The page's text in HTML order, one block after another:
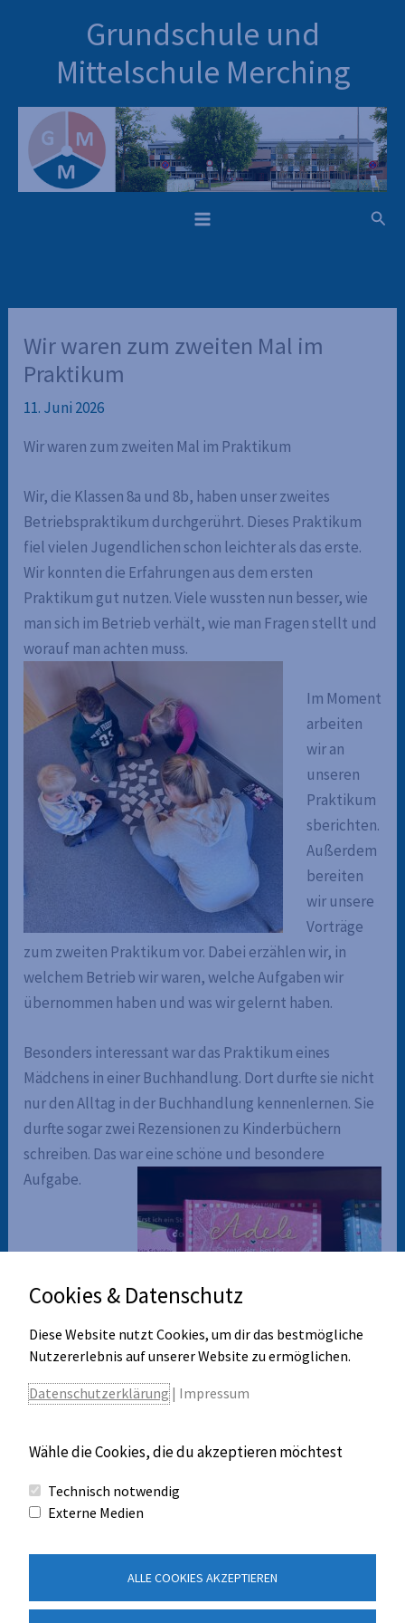
Grundschule und
Mittelschule Merching
Wir waren zum zweiten Mal im
Praktikum
11. Juni 2026
Wir waren zum zweiten Mal im Praktikum
Wir, die Klassen 8a und 8b, haben unser zweites
Betriebspraktikum durchgerührt. Dieses Praktikum
fiel vielen Jugendlichen schon leichter als das erste.
Wir konnten die Erfahrungen aus dem ersten
Praktikum gut nutzen. Viele wussten nun besser, wie
man sich im Betrieb verhält, wie man Fragen stellt und
worauf man achten muss.
Im Moment
arbeiten
wir an
unseren
Praktikum
sberichten.
Außerdem
bereiten
wir unsere
Vorträge
zum zweiten Praktikum vor. Dabei erzählen wir, in
welchem Betrieb wir waren, welche Aufgaben wir
übernommen haben und was wir gelernt haben.
Besonders interessant war das Praktikum eines
Mädchens in einer Buchhandlung. Dort durfte sie nicht
nur den Alltag in der Buchhandlung kennenlernen. Sie
durfte sogar zwei Rezensionen zu Kinderbüchern
schreiben. Das war eine schöne und besondere
Aufgabe.
Vorheriger Beitrag
Kontakt
Cookies & Datenschutz
Diese Website nutzt Cookies, um dir das bestmögliche
Nutzererlebnis auf unserer Website zu ermöglichen.
Datenschutzerklärung | Impressum
Wähle die Cookies, die du akzeptieren möchtest
Technisch notwendig
Externe Medien
ALLE COOKIES AKZEPTIEREN